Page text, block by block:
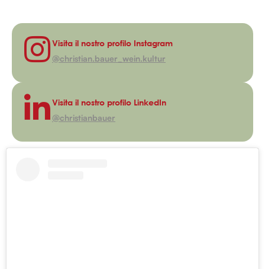
Visita il nostro profilo Instagram
@christian.bauer_wein.kultur
Visita il nostro profilo LinkedIn
@christianbauer